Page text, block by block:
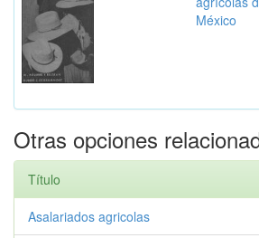
México
Otras opciones
Título
Asalariados agricolas